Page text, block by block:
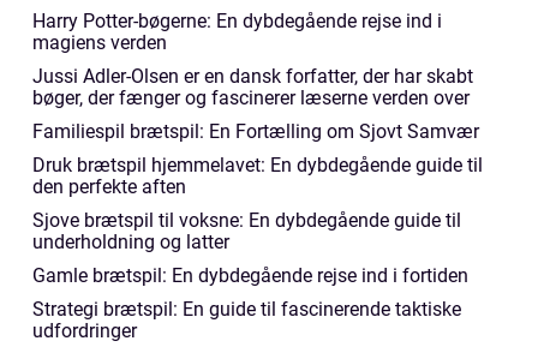
Harry Potter-bøgerne: En dybdegående rejse ind i
magiens verden
Jussi Adler-Olsen er en dansk forfatter, der har skabt
bøger, der fænger og fascinerer læserne verden over
Familiespil brætspil: En Fortælling om Sjovt Samvær
Druk brætspil hjemmelavet: En dybdegående guide til
den perfekte aften
Sjove brætspil til voksne: En dybdegående guide til
underholdning og latter
Gamle brætspil: En dybdegående rejse ind i fortiden
Strategi brætspil: En guide til fascinerende taktiske
udfordringer